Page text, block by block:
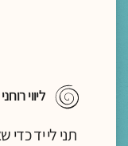
ליווי
תני לי יד